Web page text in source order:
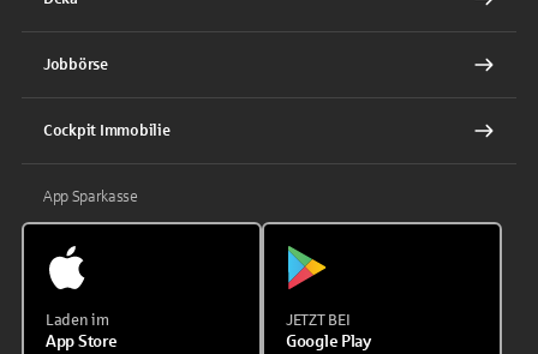
Jobbörse
Cockpit Immobilie
App Sparkasse
Laden im
App Store
JETZT BEI
Google Play